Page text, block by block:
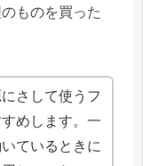
ものを買った
さして使うフ
めします。一
ているときに